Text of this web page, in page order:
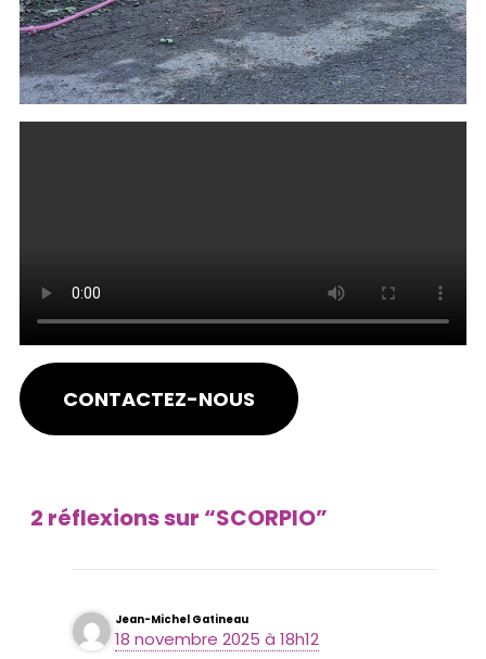
CONTACTEZ-NOUS
2 réflexions sur “SCORPIO”
Jean-Michel Gatineau
18 novembre 2025 à 18h12